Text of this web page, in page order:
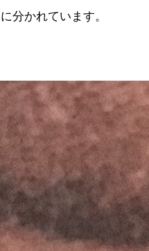
分かれています。